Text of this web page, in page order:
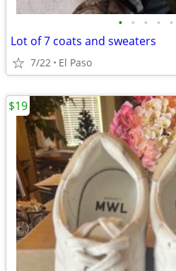
• • • • •
Lot of 7 coats and sweaters
7/22 El Paso
$19